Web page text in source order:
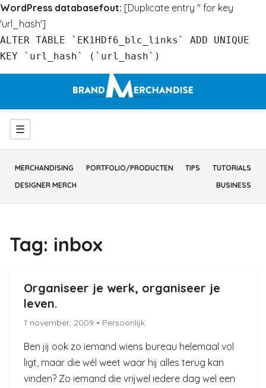
WordPress databasefout: [Duplicate entry '' for key
'url_hash']
ALTER TABLE `EK1HDf6_blc_links` ADD UNIQUE
KEY `url_hash` (`url_hash`)
inhoud
Menu
☰
MERCHANDISING PORTFOLIO/PRODUCTEN TIPS
TUTORIALS
DESIGNER MERCH
BUSINESS
Tag: inbox
Organiseer je werk, organiseer je
leven.
1 november, 2009 • Persoonlijk
Ben jij ook zo iemand wiens bureau helemaal vol
ligt, maar die wél weet waar hij alles terug kan
vinden? Zo iemand die vrijwel iedere dag wel een